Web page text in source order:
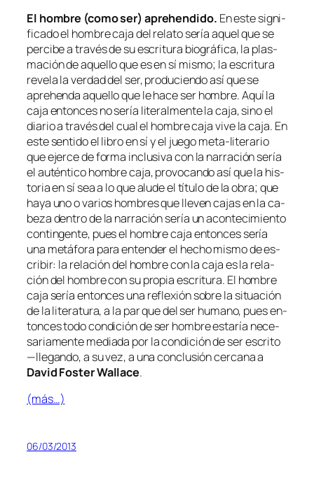
El hom­bre (co­mo ser) aprehen­di­do. En es­te sig­ni­
fi­ca­do el hom­bre ca­ja del re­la­to se­ría aquel que se
per­ci­be a tra­vés de su es­cri­tu­ra bio­grá­fi­ca, la plas­
ma­ción de aque­llo que es en sí mis­mo; la es­cri­tu­ra
re­ve­la la ver­dad del ser, pro­du­cien­do así que se
aprehen­da aque­llo que le ha­ceser hom­bre. Aquí la
ca­ja en­ton­ces no se­ría li­te­ral­men­te la ca­ja, sino el
dia­rio a tra­vés del cual el hom­bre ca­javi­vela ca­ja. En
es­te sen­ti­do el li­bro en sí y el jue­go meta-literario
que ejer­ce de for­ma in­clu­si­va con la na­rra­ción se­ría
el au­tén­ti­co hom­bre ca­ja, pro­vo­can­do así que la his­
to­ria en sí sea a lo que alu­de el tí­tu­lo de la obra; que
ha­ya uno o va­rios hom­bres que lle­ven ca­jas en la ca­
be­za den­tro de la na­rra­ción se­ría un acon­te­ci­mien­to
con­tin­gen­te, pues el hom­bre ca­ja en­ton­ces se­ría
una me­tá­fo­ra pa­ra en­ten­der el he­cho mis­mo de es­
cri­bir: la re­la­ción del hom­bre con la ca­ja es la re­la­
ción del hom­bre con su pro­pia es­cri­tu­ra. El hom­bre
ca­ja se­ría en­ton­ces una re­fle­xión so­bre la si­tua­ción
de la li­te­ra­tu­ra, a la par que del ser hu­mano, pues en­
ton­ces to­do con­di­ción deser hom­brees­ta­ría ne­ce­
sa­ria­men­te me­dia­da por la con­di­ción deser es­cri­to
—lle­gan­do, a su vez, a una con­clu­sión cer­ca­na a
David Foster Wallace.
(más…)
06/03/2013